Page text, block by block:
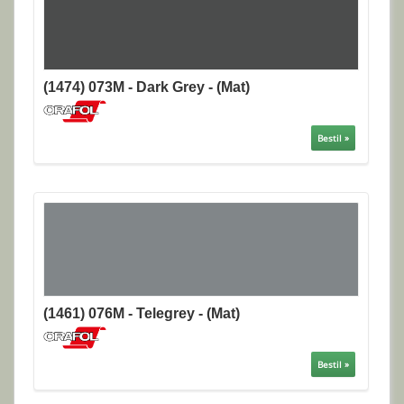
(1474) 073M - Dark Grey - (Mat)
Bestil »
(1461) 076M - Telegrey - (Mat)
Bestil »